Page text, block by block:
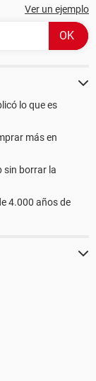
Ver un ejemplo
lo que es
más en
sin borrar la
4.000 años de